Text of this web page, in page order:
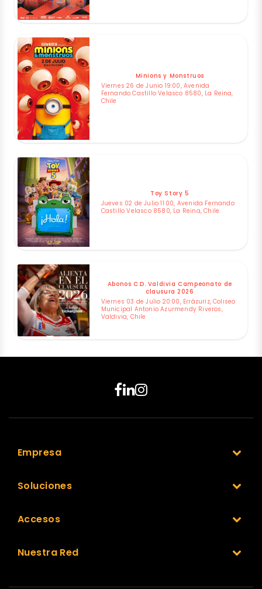
Minions y Monstruos
Viernes 26 de Junio 19:00, Avenida
Fernando Castillo Velasco 8580, La Reina,
Chile
Toy Story 5
Jueves 02 de Julio 11:00, Avenida Fernando
Castillo Velasco 8580, La Reina, Chile
Abonos C.D. Valdivia Campeonato de
clausura 2026
Viernes 03 de Julio 20:00, Errázuriz, Coliseo
Municipal Antonio Azurmendy Riveros,
Valdivia, Chile
Empresa
Soluciones
Accesos
Nuestra Red